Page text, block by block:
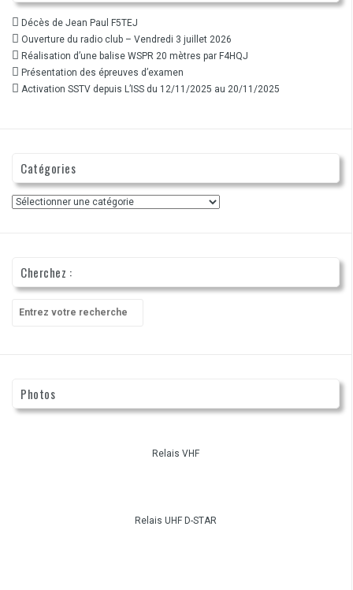
Décès de Jean Paul F5TEJ
Ouverture du radio club – Vendredi 3 juillet 2026
Réalisation d’une balise WSPR 20 mètres par F4HQJ
Présentation des épreuves d’examen
Activation SSTV depuis L’ISS du 12/11/2025 au 20/11/2025
Catégories
Catégories
Cherchez :
pour
Photos
Relais VHF
Relais UHF D-STAR